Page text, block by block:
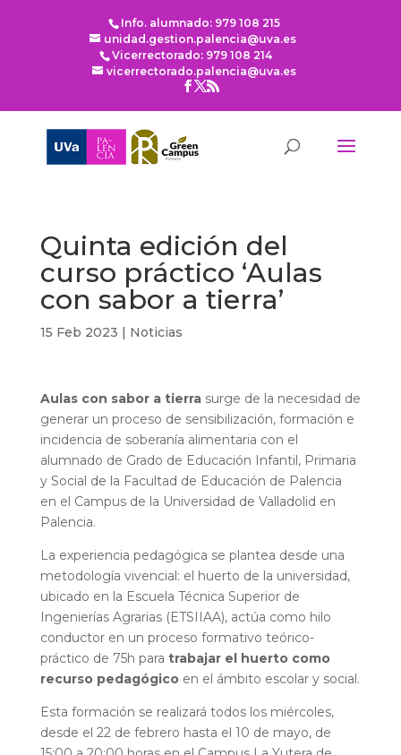
Info. alumnado: 979 108 215
unidad.gestion.palencia@uva.es
Vicerrectorado: 979 108 214
vicerrectorado.palencia@uva.es
Quinta edición del
curso práctico ‘Aulas
con sabor a tierra’
15 Feb 2023 | Noticias
Aulas con sabor a tierrasurge de la necesidad de
generar un proceso de sensibilización, formación e
incidencia de soberanía alimentaria con el
alumnado de Grado de Educación Infantil, Primaria
y Social de la Facultad de Educación de Palencia
en el Campus de la Universidad de Valladolid en
Palencia.
La experiencia pedagógica se plantea desde una
metodología vivencial: el huerto de la universidad,
ubicado en la Escuela Técnica Superior de
Ingenierías Agrarias (ETSIIAA), actúa como hilo
conductor en un proceso formativo teórico-
práctico de 75h para trabajar el huerto como
recurso pedagógicoen el ámbito escolar y social.
Esta formación se realizará todos los miércoles,
desde el 22 de febrero hasta el 10 de mayo, de